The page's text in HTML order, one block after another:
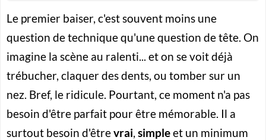
Le premier baiser, c'est souvent moins une
question de technique qu'une question de tête. On
imagine la scène au ralenti... et on se voit déjà
trébucher, claquer des dents, ou tomber sur un
nez. Bref, le ridicule. Pourtant, ce moment n'a pas
besoin d'être parfait pour être mémorable. Il a
surtout besoin d'êtrevrai, simpleet un minimum